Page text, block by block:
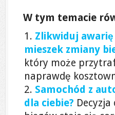
W tym temacie
Zlikwiduj
mieszek zmiany
który może
naprawdę
Samochód z
dla ciebie?